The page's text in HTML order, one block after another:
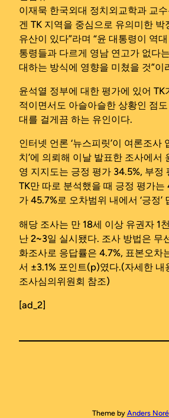
이재묵 한국외대 정치외교학과 교
겐 TK 지역을 중심으로 유의미한 박
유산이 있다”라며 “윤 대통령이 역
통령들과 다르게 영남 연고가 없다
대하는 방식에 영향을 미쳤을 것”이
윤석열 정부에 대한 평가에 있어 TK
적이면서도 아슬아슬한 상황인 점
대를 걸게끔 하는 유인이다.
인터넷 언론 ‘뉴스피릿’이 여론조사
치’에 의뢰해 이날 발표한 조사에서
영 지지도는 긍정 평가 34.5%, 부정
TK만 따로 분석했을 때 긍정 평가는
가 45.7%로 오차범위 내에서 ‘긍정’
해당 조사는 만 18세 이상 유권자 1
난 2~3일 실시됐다. 조사 방법은 무
화조사로 응답률은 4.7%, 표본오차
서 ±3.1% 포인트(p)였다.(자세한 내
조사심의위원회 참조)
[ad_2]
Theme by Anders